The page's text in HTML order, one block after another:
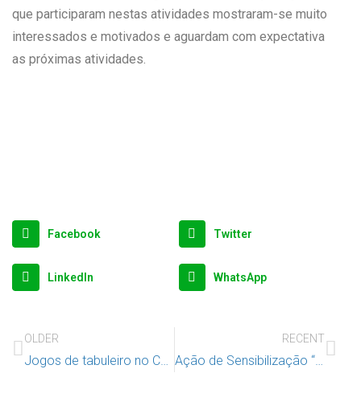
que participaram nestas atividades mostraram-se muito
interessados e motivados e aguardam com expectativa
as próximas atividades.
Facebook Twitter
LinkedIn WhatsApp
OLDER RECENT